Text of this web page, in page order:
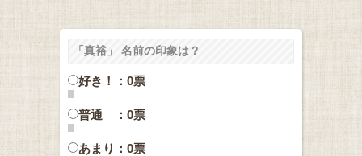
「真裕」 名前の印象は？
好き！：0票
普通 ：0票
あまり：0票